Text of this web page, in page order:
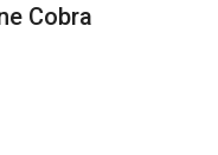
Cobra